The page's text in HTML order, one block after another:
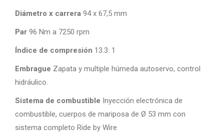
Diámetro x carrera 94 x 67,5 mm
Par 96 Nm a 7250 rpm
Índice de compresión 13.3: 1
Embrague Zapata y multiple húmeda autoservo, control
hidráulico.
Sistema de combustible Inyección electrónica de
combustible, cuerpos de mariposa de Ø 53 mm con
sistema completo Ride by Wire